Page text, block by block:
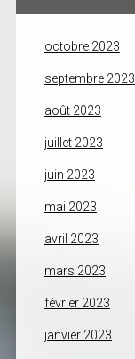
octobre 2023
septembre 2023
août 2023
juillet 2023
juin 2023
mai 2023
avril 2023
mars 2023
février 2023
janvier 2023